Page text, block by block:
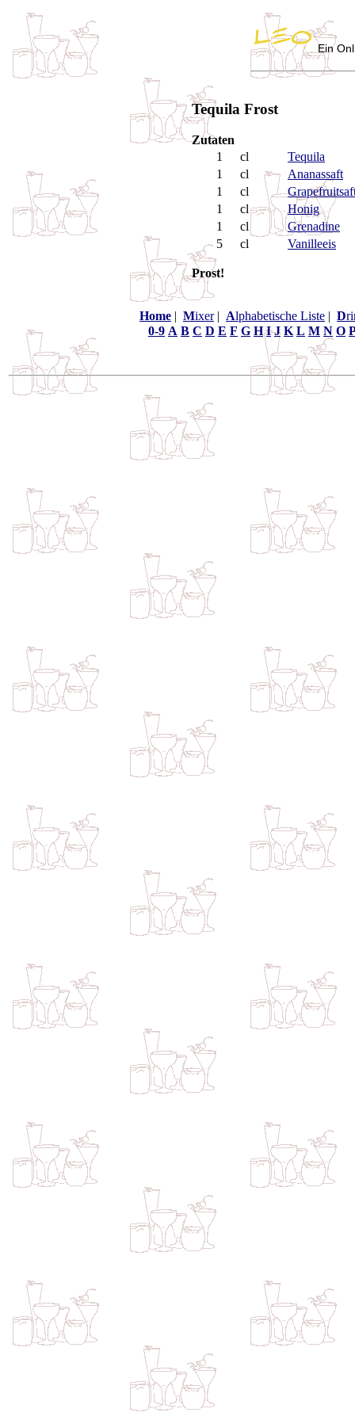
Ein
Tequila Frost
Zutaten
1
cl
Tequila
1
cl
Ananassaft
1
cl
1
cl
Honig
1
cl
Grenadine
5
cl Vanilleeis
Prost!
Home | Mixer| Alphabetische Liste | D
0-9 A B C D E F G H I J K L M N O